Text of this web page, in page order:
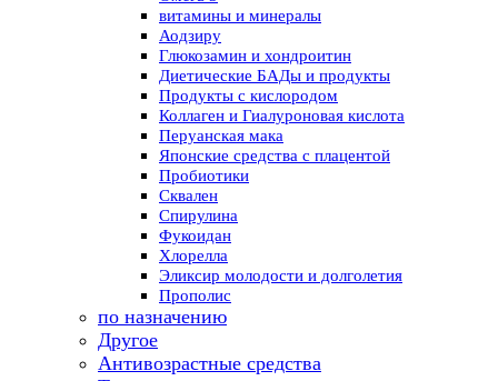
витамины и минералы
Аодзиру
Глюкозамин и хондроитин
Диетические БАДы и продукты
Продукты с кислородом
Коллаген и Гиалуроновая кислота
Перуанская мака
Японские средства с плацентой
Пробиотики
Сквален
Спирулина
Фукоидан
Хлорелла
Эликсир молодости и долголетия
Прополис
по назначению
Другое
Антивозрастные средства